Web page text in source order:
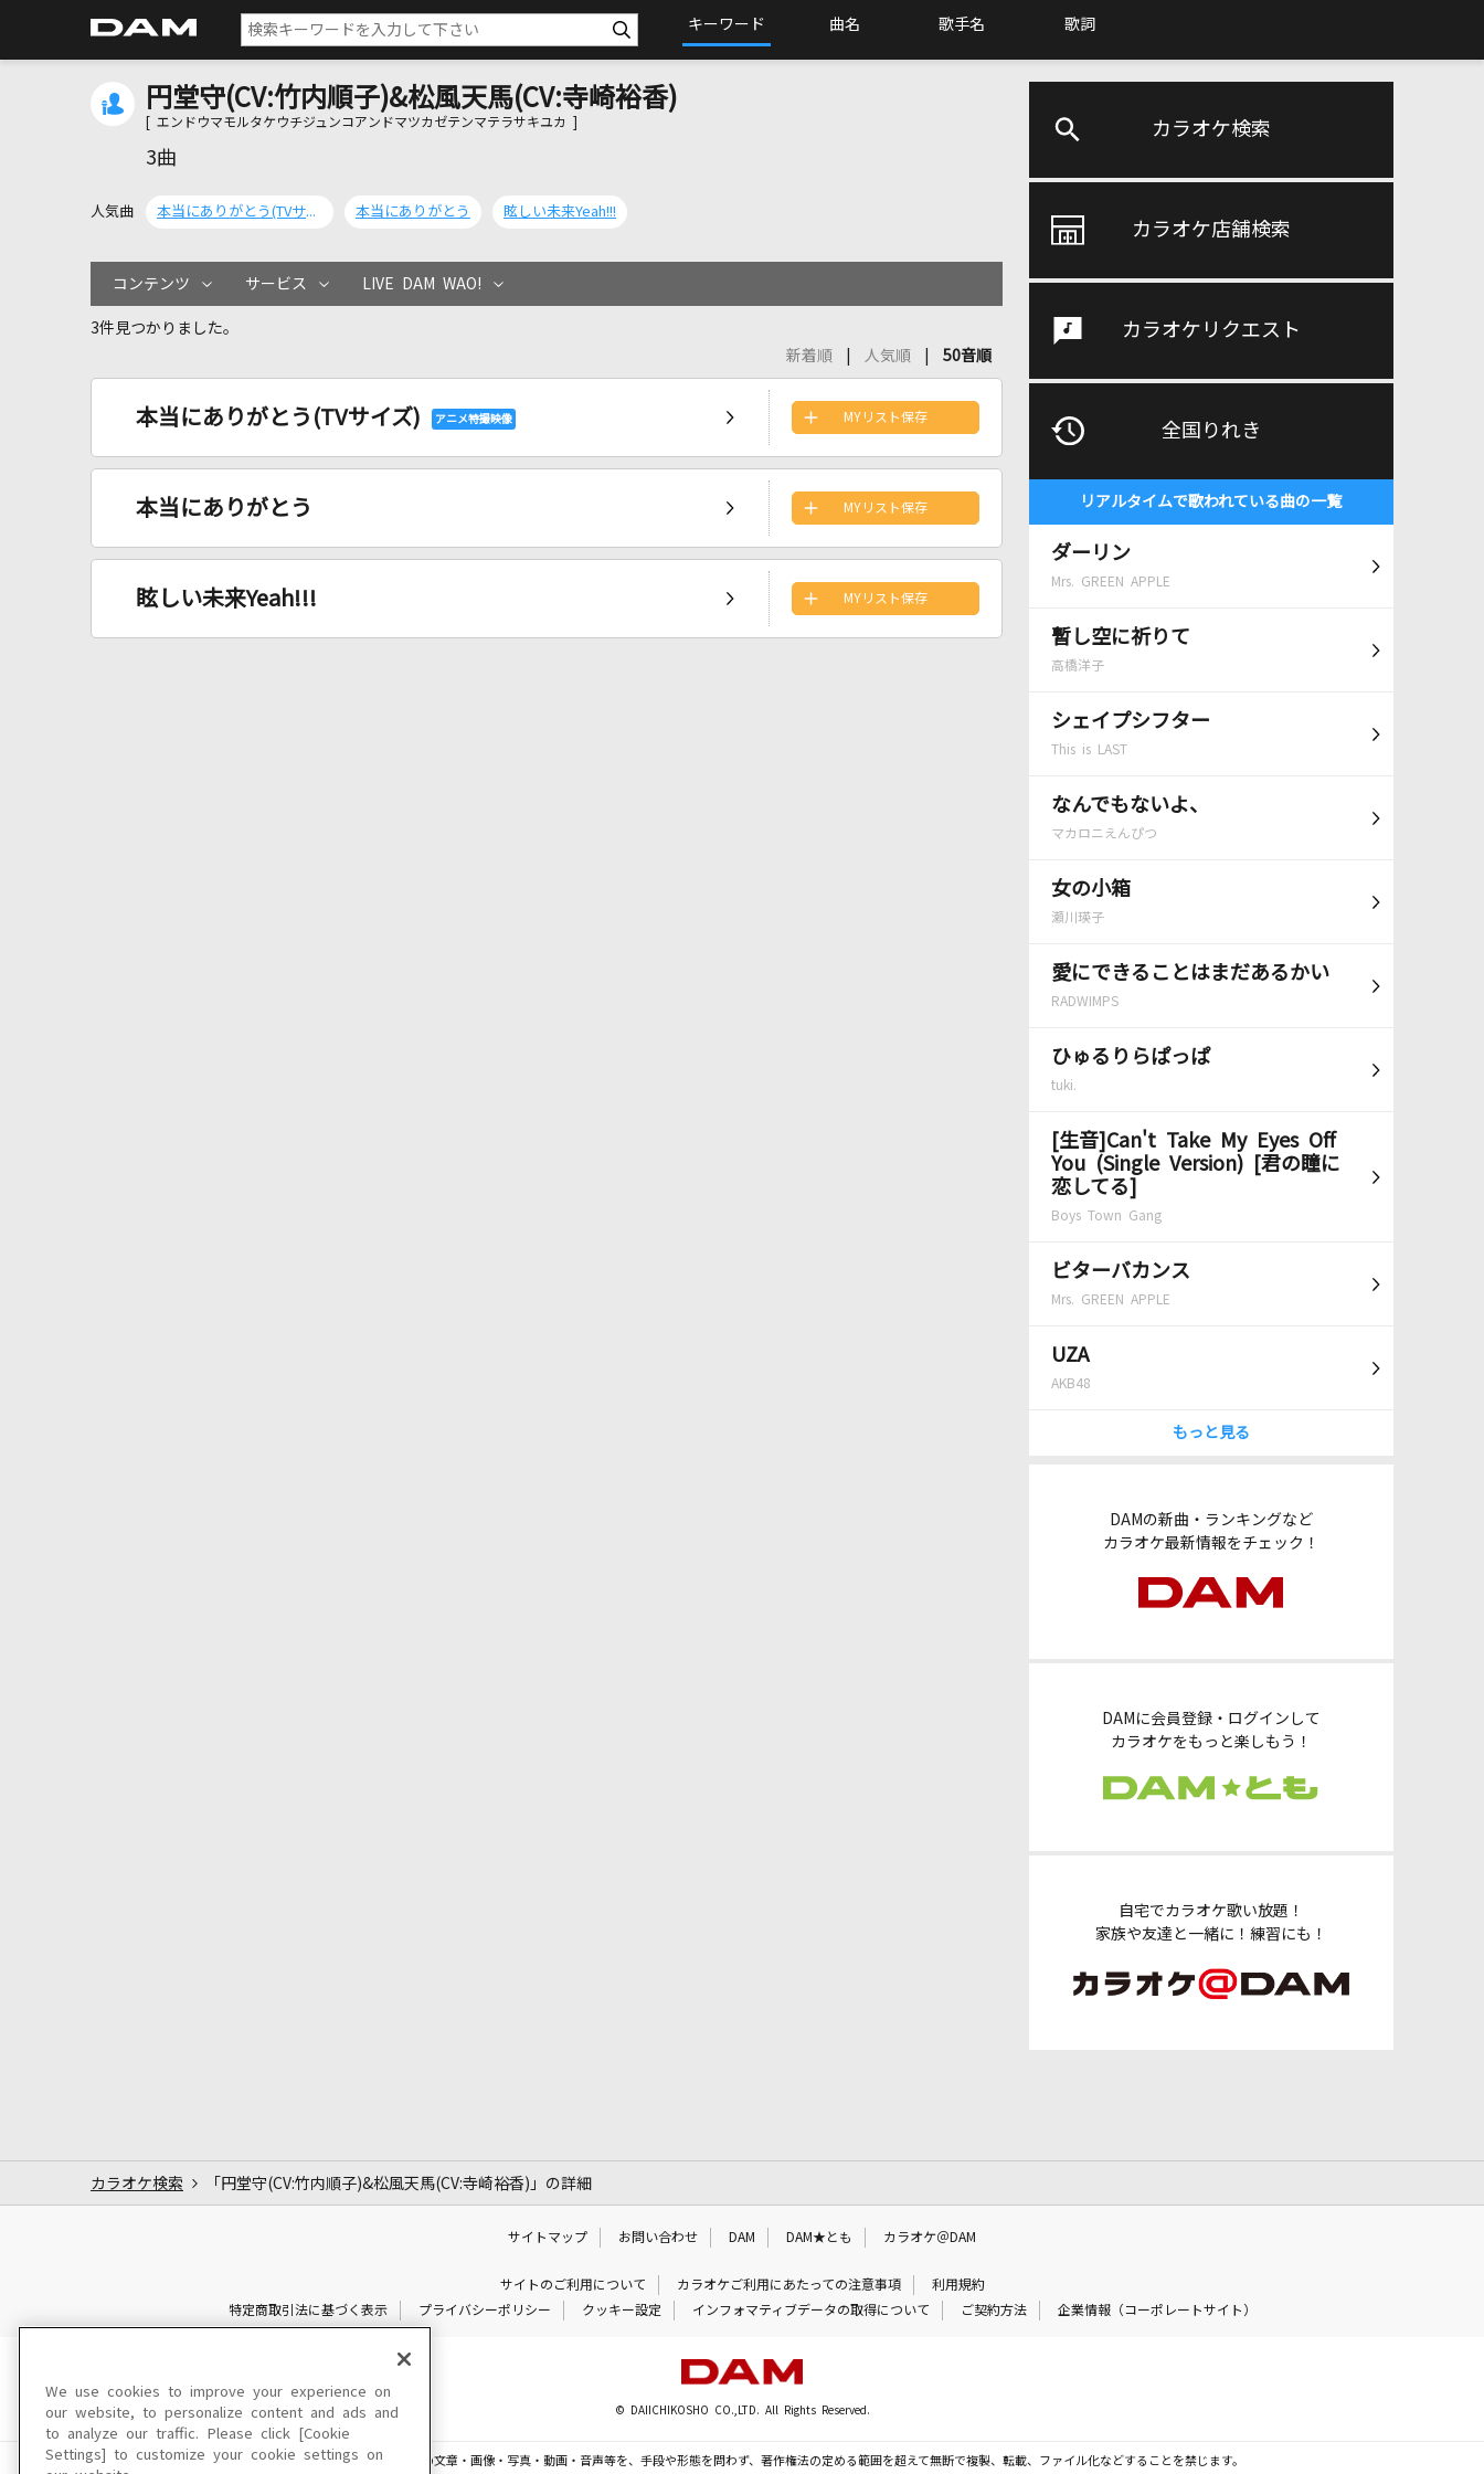
キーワード 曲名 歌手名 歌詞
カラオケ検索
カラオケ店舗検索
カラオケリクエスト
全国りれき
リアルタイムで歌われている曲の一覧
ダーリン
Mrs. GREEN APPLE
暫し空に祈りて
高橋洋子
シェイプシフター
This is LAST
なんでもないよ、
マカロニえんぴつ
女の小箱
瀬川瑛子
愛にできることはまだあるかい
RADWIMPS
ひゅるりらぱっぱ
tuki.
[生音]Can't Take My Eyes Off
You (Single Version) [君の瞳に
恋してる]
Boys Town Gang
ビターバカンス
Mrs. GREEN APPLE
UZA
AKB48
もっと見る
DAMの新曲・ランキングなど
カラオケ最新情報をチェック！
DAMに会員登録・ログインして
カラオケをもっと楽しもう！
自宅でカラオケ歌い放題！
家族や友達と一緒に！練習にも！
円堂守(CV:竹内順子)&松風天馬(CV:寺崎裕香)
[ エンドウマモルタケウチジュンコアンドマツカゼテンマテラサキユカ ]
3曲
人気曲 本当にありがとう(TVサイズ) 本当にありがとう 眩しい未来Yeah!!!
コンテンツ サービス LIVE DAM WAO!
3件見つかりました。
新着順
人気順 50音順
本当にありがとう(TVサイズ) MYリスト保存
本当にありがとう MYリスト保存
眩しい未来Yeah!!! MYリスト保存
カラオケ検索 「円堂守(CV:竹内順子)&松風天馬(CV:寺崎裕香)」の詳細
サイトマップ お問い合わせ DAM DAM★とも カラオケ＠DAM
サイトのご利用について カラオケご利用にあたっての注意事項
利用規約
特定商取引法に基づく表示
プライバシーポリシー クッキー設定 インフォマティブデータの取得について ご契約方法 企業情報（コーポレートサイト）
© DAIICHIKOSHO CO.,LTD. All Rights Reserved.
このサイトに掲載されている一切の文章・画像・写真・動画・音声等を、手段や形態を問わず、著作権法の定める範囲を超えて無断で複製、転載、ファイル化などすることを禁じます。
We use cookies to improve your experience on
our website, to personalize content and ads and
to analyze our traffic. Please click [Cookie
Settings] to customize your cookie settings on